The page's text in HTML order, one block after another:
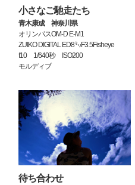
小さなご馳走たち
青木康成 神奈川県
オリンパスOM-D E-M1
ZUIKO DIGITAL ED8㍉F3.5Fisheye
f10 1/640秒 ISO200
モルディブ
待ち合わせ